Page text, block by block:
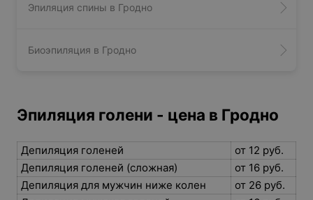
Эпиляция спины в Гродно
Биоэпиляция в Гродно
Эпиляция голени - цена в Гродно
Депиляция голеней
от 12 руб.
Депиляция голеней (сложная)
от 16 руб.
Депиляция для мужчин ниже колен
от 26 руб.